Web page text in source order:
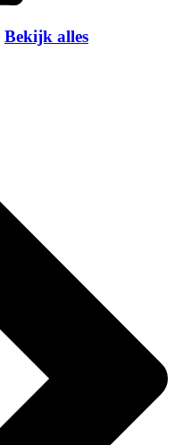
Bekijk alles